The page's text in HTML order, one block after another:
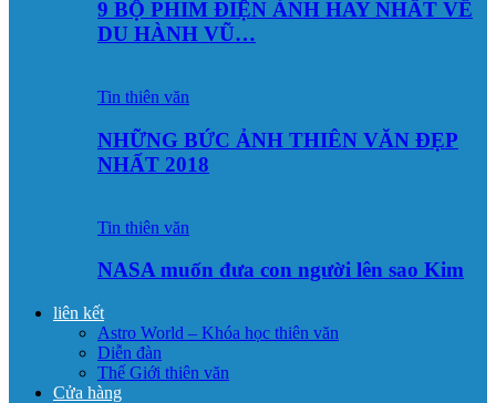
9 BỘ PHIM ĐIỆN ẢNH HAY NHẤT VỀ
DU HÀNH VŨ…
Tin thiên văn
NHỮNG BỨC ẢNH THIÊN VĂN ĐẸP
NHẤT 2018
Tin thiên văn
NASA muốn đưa con người lên sao Kim
liên kết
Astro World – Khóa học thiên văn
Diễn đàn
Thế Giới thiên văn
Cửa hàng